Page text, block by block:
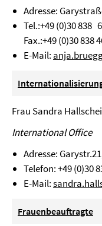
Adresse:
Tel.:+49 (0)30 838
Fax.:+49 (0)30 838
E-Mail:
Frau Sandra
International Office
Adresse:
Telefon: +49 (0)30
E-Mail:
Frauenbeauftragte